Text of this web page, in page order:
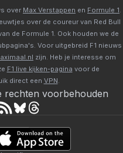
over Max Verstappen en Formule 1.
over de coureur van Red Bull
de Formule 1. Ook houden we de
Voor uitgebreid F1 nieuws
zijn. Heb je interesse om
F1 live kijken-pagina voor de
direct een VPN.
rechten voorbehouden